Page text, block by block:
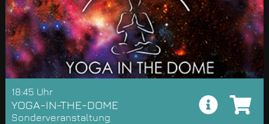
18:45 Uhr
YOGA-IN-THE-DOME
Sonderveranstaltung